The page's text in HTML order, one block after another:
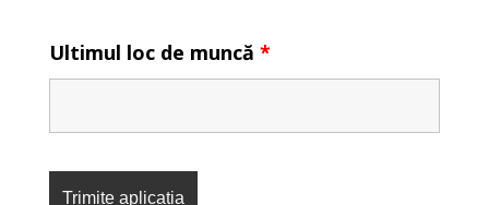
Ultimul loc de muncă *